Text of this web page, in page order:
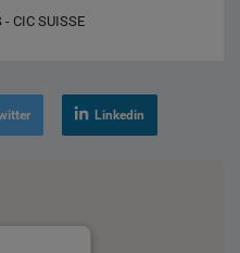
CIC SUISSE
Linkedin